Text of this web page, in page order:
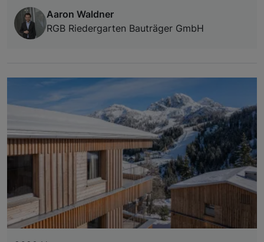
Aaron Waldner
RGB Riedergarten Bauträger GmbH